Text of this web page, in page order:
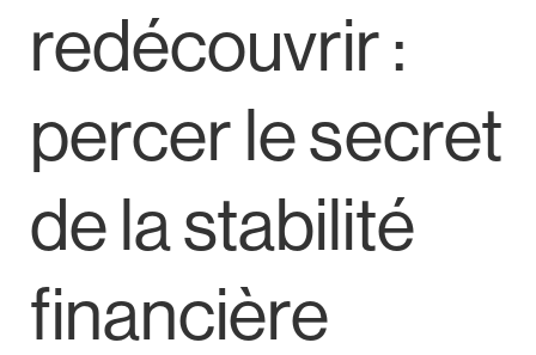
redécouvrir :
percer le secret
de la stabilité
financière